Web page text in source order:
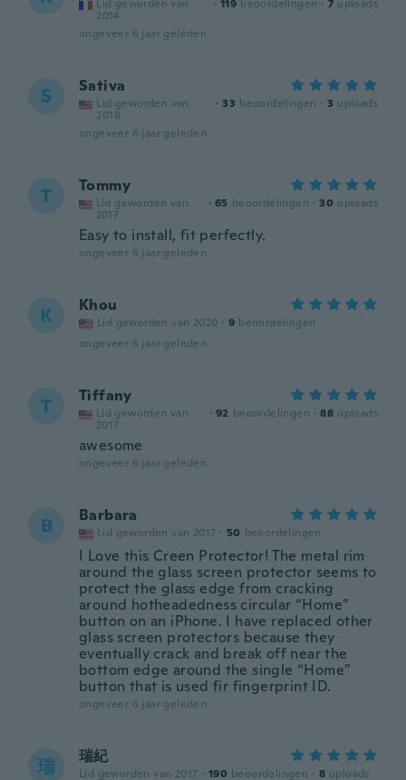
Lid geworden van
2014
· 119 beoordelingen · 7 uploads
ongeveer 6 jaar geleden
S Sativa
Lid geworden van
2018
· 33 beoordelingen · 3 uploads
ongeveer 6 jaar geleden
T Tommy
Lid geworden van
2017
· 65 beoordelingen · 30 uploads
Easy to install, fit perfectly.
ongeveer 6 jaar geleden
K Khou
Lid geworden van 2020 · 9 beoordelingen
ongeveer 6 jaar geleden
T Tiffany
Lid geworden van
2017
· 92 beoordelingen · 88 uploads
awesome
ongeveer 6 jaar geleden
B Barbara
Lid geworden van 2017 · 50 beoordelingen
I Love this Creen Protector! The metal rim
around the glass screen protector seems to
protect the glass edge from cracking
around hotheadedness circular “Home”
button on an iPhone. I have replaced other
glass screen protectors because they
eventually crack and break off near the
bottom edge around the single “Home”
button that is used fir fingerprint ID.
ongeveer 6 jaar geleden
瑞 瑞紀
Lid geworden van 2017 · 190 beoordelingen · 8 uploads